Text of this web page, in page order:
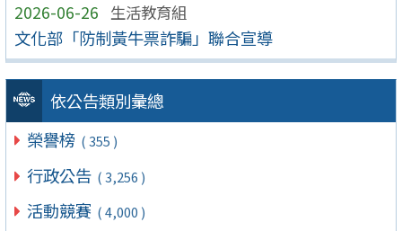
2026-06-26 生活教育組
文化部「防制黃牛票詐騙」聯合宣導
依公告類別彙總
榮譽榜 ( 355 )
行政公告 ( 3,256 )
活動競賽 ( 4,000 )